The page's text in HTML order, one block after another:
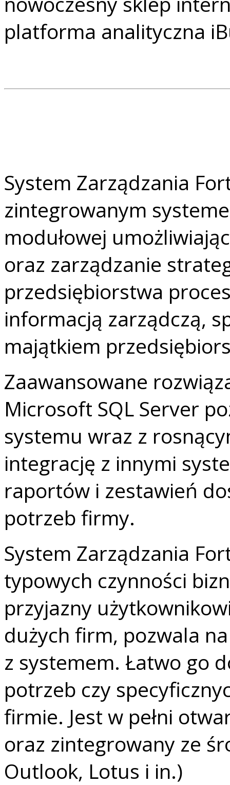
platforma analityczna
System Zarządzania
zintegrowanym
modułowej
oraz zarządzanie
przedsiębiorstwa
informacją zarządczą,
majątkiem
Zaawansowane
Microsoft SQL Server
systemu wraz z
integrację z innymi
raportów i zestawień
potrzeb firmy.
System Zarządzania
typowych czynności
przyjazny
dużych firm, pozwala
z systemem. Łatwo go
potrzeb czy
firmie. Jest w pełni
oraz zintegrowany ze
Outlook, Lotus i in.)